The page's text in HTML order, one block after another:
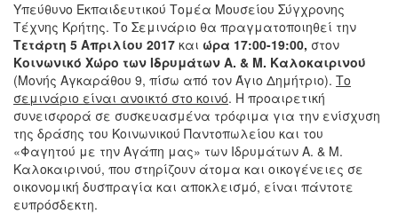
ΔΗΜΟΣ
ΠΟΛΙΤΙΣΜΟΣ
ΑΝΘΕΚΤΙΚΗ
ΠΟΛΗ
Υπεύθυνο Εκπαιδευτικού Τομέα Μουσείου Σύγχρονης
Τέχνης Κρήτης. Το Σεμινάριο θα πραγματοποιηθεί την
Τετάρτη 5 Απριλίου 2017 και ώρα 17:00-19:00, στον
Κοινωνικό Χώρο των Ιδρυμάτων Α. & Μ. Καλοκαιρινού
(Μονής Αγκαράθου 9, πίσω από τον Άγιο Δημήτριο). Το
σεμινάριο είναι ανοικτό στο κοινό. Η προαιρετική
συνεισφορά σε συσκευασμένα τρόφιμα για την ενίσχυση
της δράσης του Κοινωνικού Παντοπωλείου και του
«Φαγητού με την Αγάπη μας» των Ιδρυμάτων Α. & Μ.
Καλοκαιρινού, που στηρίζουν άτομα και οικογένειες σε
οικονομική δυσπραγία και αποκλεισμό, είναι πάντοτε
ευπρόσδεκτη.